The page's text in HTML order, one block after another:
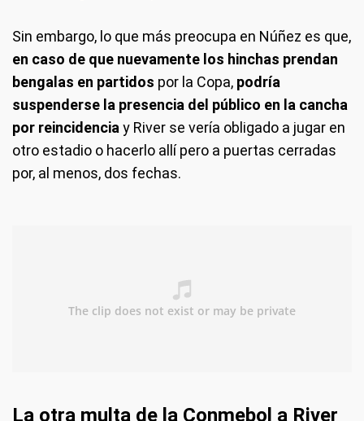
Sin embargo, lo que más preocupa en Núñez es que,
en caso de que nuevamente los hinchas prendan
bengalas en partidos por la Copa, podría
suspenderse la presencia del público en la cancha
por reincidencia y River se vería obligado a jugar en
otro estadio o hacerlo allí pero a puertas cerradas
por, al menos, dos fechas.
La otra multa de la Conmebol a River